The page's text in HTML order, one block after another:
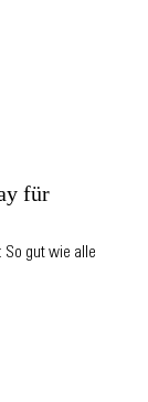
für
So gut wie alle